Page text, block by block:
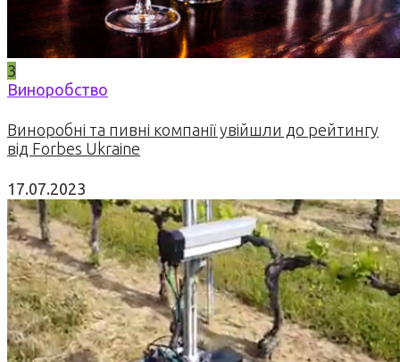
3
Виноробство
Виноробні та пивні компанії увійшли до рейтингу
від Forbes Ukraine
17.07.2023